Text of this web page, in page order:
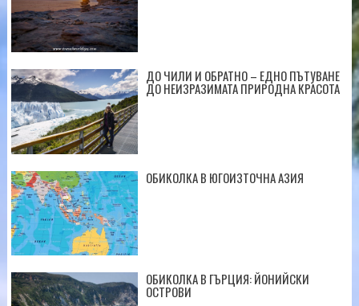
ДО ЧИЛИ И ОБРАТНО – ЕДНО ПЪТУВАНЕ
ДО НЕИЗРАЗИМАТА ПРИРОДНА КРАСОТА
ОБИКОЛКА В ЮГОИЗТОЧНА АЗИЯ
ОБИКОЛКА В ГЪРЦИЯ: ЙОНИЙСКИ
ОСТРОВИ